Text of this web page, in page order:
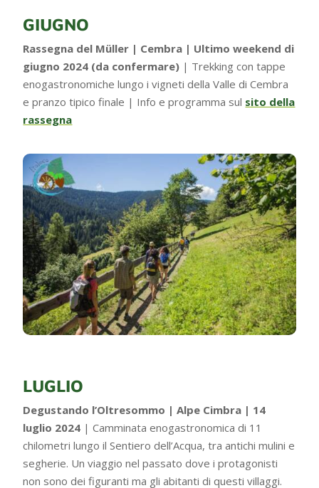
GIUGNO
Rassegna del Müller | Cembra | Ultimo weekend di
giugno 2024 (da confermare) | Trekking con tappe
enogastronomiche lungo i vigneti della Valle di Cembra
e pranzo tipico finale | Info e programma sul sito della
rassegna
LUGLIO
Degustando l’Oltresommo | Alpe Cimbra | 14
luglio 2024 | Camminata enogastronomica di 11
chilometri lungo il Sentiero dell’Acqua, tra antichi mulini e
segherie. Un viaggio nel passato dove i protagonisti
non sono dei figuranti ma gli abitanti di questi villaggi.